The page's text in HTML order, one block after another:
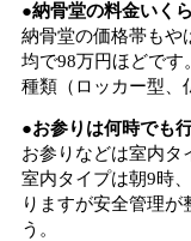
●納骨堂の料金いく
納骨堂の価格帯もや
均で98万円ほどです。
種類（ロッカー型、
●お参りは何時でも
お参りなどは室内タ
室内タイプは朝9時
りますが安全管理
う。